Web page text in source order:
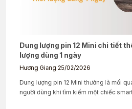
Dung lượng pin 12 Mini chi tiết
lượng dùng 1 ngày
Hương Giang 25/02/2026
Dung lượng pin 12 Mini thường là mối
người dùng khi tìm kiếm một chiếc